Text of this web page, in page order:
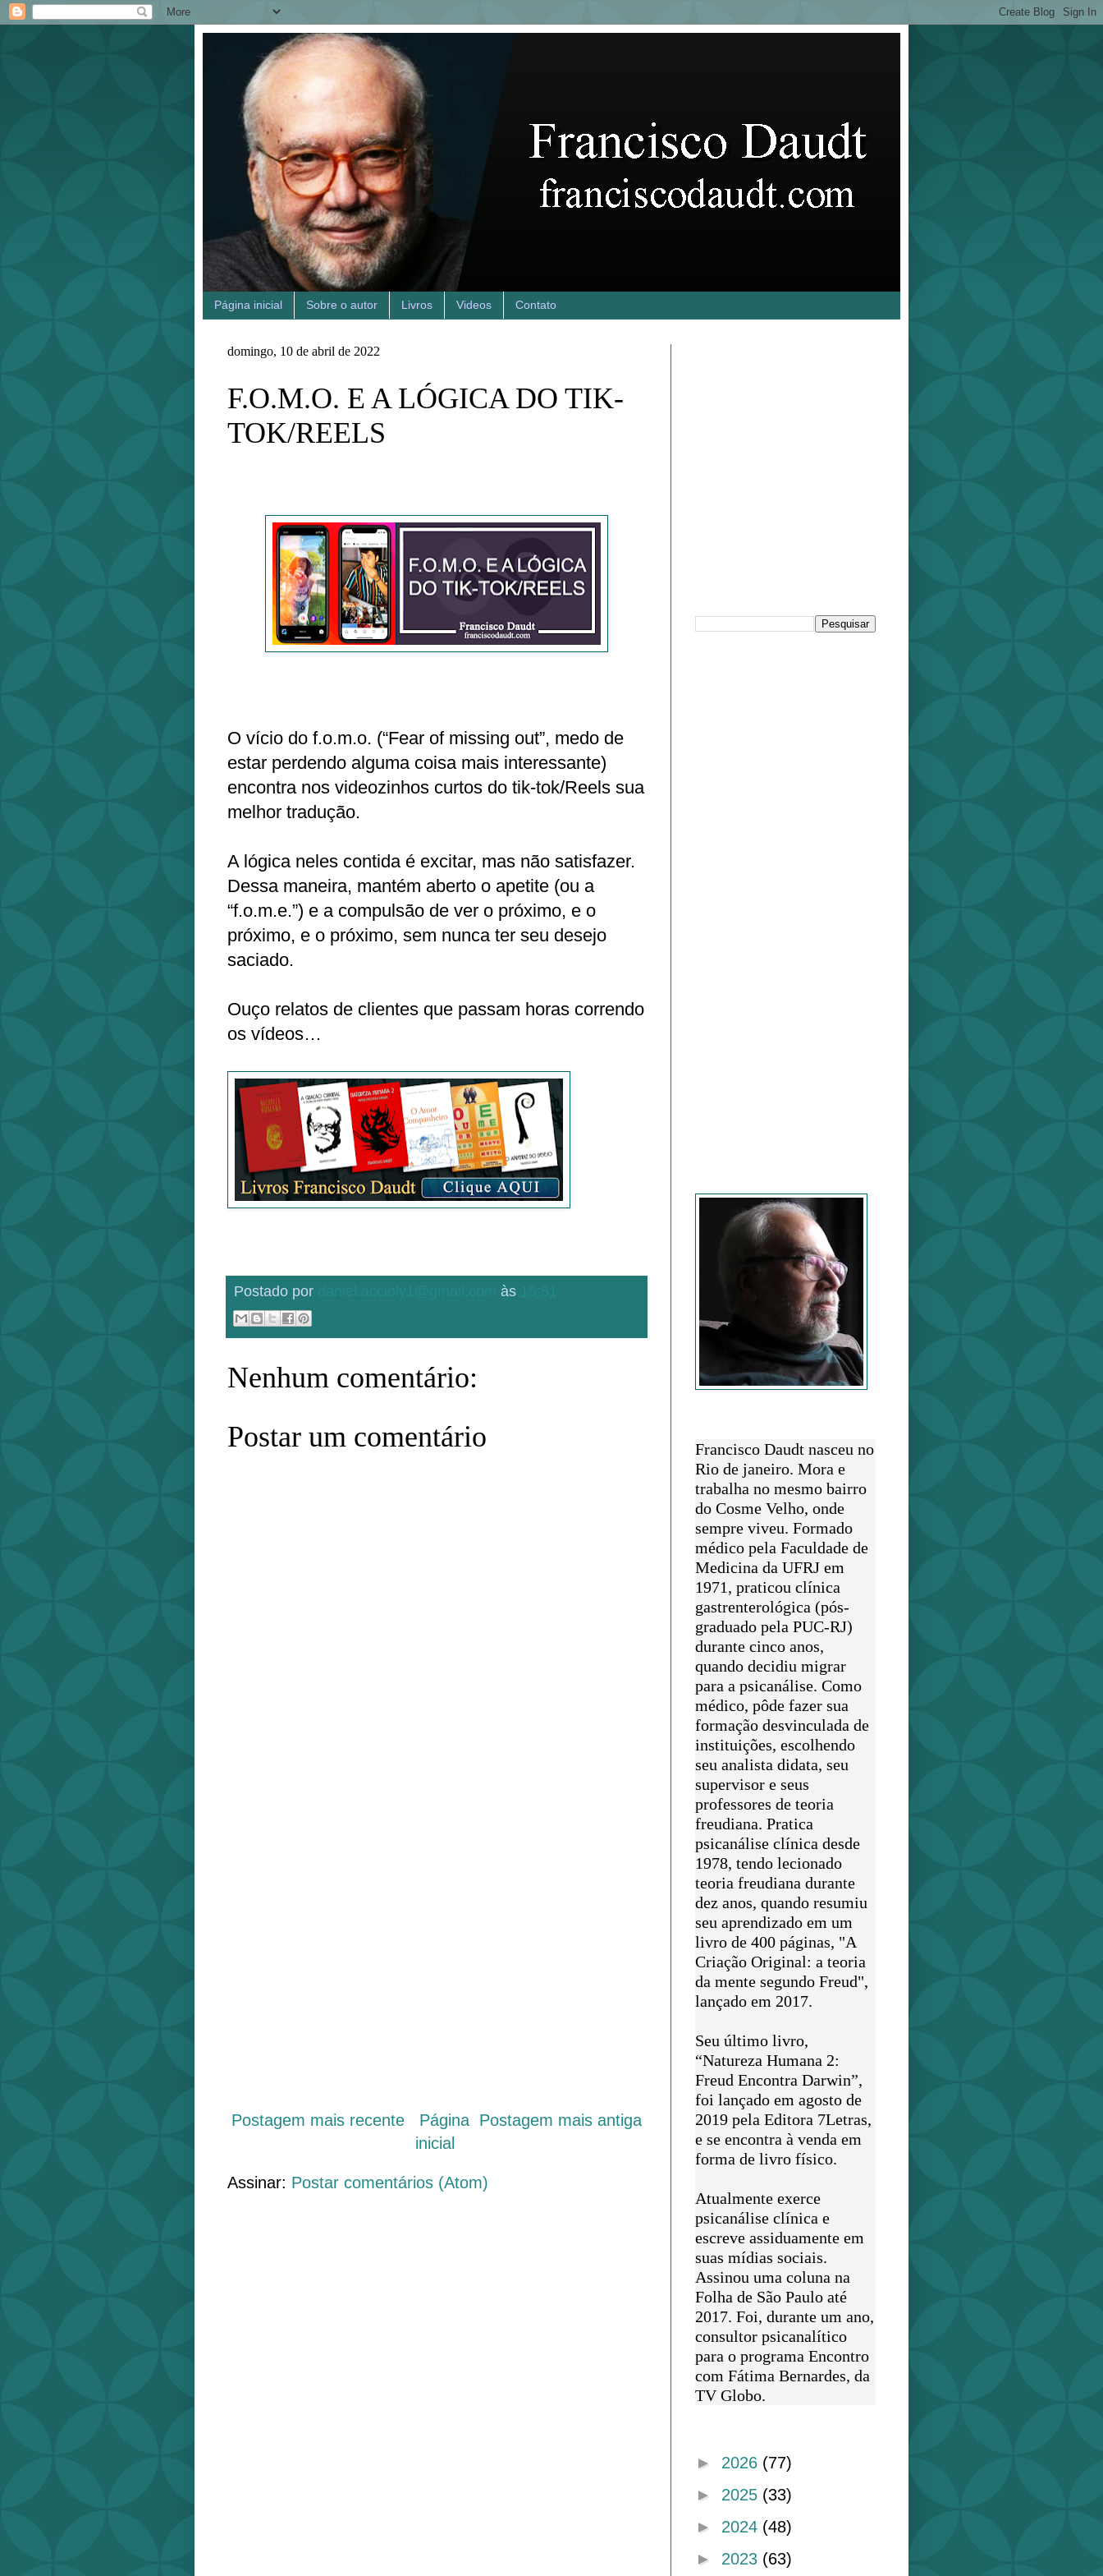
Página inicial Sobre o autor Livros Videos Contato
domingo, 10 de abril de 2022
F.O.M.O. E A LÓGICA DO TIK-
TOK/REELS
O vício do f.o.m.o. (“Fear of missing out”, medo de
estar perdendo alguma coisa mais interessante)
encontra nos videozinhos curtos do tik-tok/Reels sua
melhor tradução.
A lógica neles contida é excitar, mas não satisfazer.
Dessa maneira, mantém aberto o apetite (ou a
“f.o.m.e.”) e a compulsão de ver o próximo, e o
próximo, e o próximo, sem nunca ter seu desejo
saciado.
Ouço relatos de clientes que passam horas correndo
os vídeos…
Postado por às
Nenhum comentário:
Postar um comentário
Postagem mais recente Postagem mais antiga
Página
inicial
Assinar: Postar comentários (Atom)
Francisco Daudt nasceu no
Rio de janeiro. Mora e
trabalha no mesmo bairro
do Cosme Velho, onde
sempre viveu. Formado
médico pela Faculdade de
Medicina da UFRJ em
1971, praticou clínica
gastrenterológica (pós-
graduado pela PUC-RJ)
durante cinco anos,
quando decidiu migrar
para a psicanálise. Como
médico, pôde fazer sua
formação desvinculada de
instituições, escolhendo
seu analista didata, seu
supervisor e seus
professores de teoria
freudiana. Pratica
psicanálise clínica desde
1978, tendo lecionado
teoria freudiana durante
dez anos, quando resumiu
seu aprendizado em um
livro de 400 páginas, "A
Criação Original: a teoria
da mente segundo Freud",
lançado em 2017.
Seu último livro,
“Natureza Humana 2:
Freud Encontra Darwin”,
foi lançado em agosto de
2019 pela Editora 7Letras,
e se encontra à venda em
forma de livro físico.
Atualmente exerce
psicanálise clínica e
escreve assiduamente em
suas mídias sociais.
Assinou uma coluna na
Folha de São Paulo até
2017. Foi, durante um ano,
consultor psicanalítico
para o programa Encontro
com Fátima Bernardes, da
TV Globo.
► 2026 (77)
► 2025 (33)
► 2024 (48)
► 2023 (63)